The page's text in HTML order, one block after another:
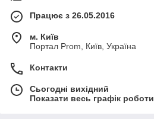
Працює з 26.05.2016
м. Київ
Портал Prom, Київ, Україна
Контакти
Сьогодні вихідний
Показати весь графік роботи